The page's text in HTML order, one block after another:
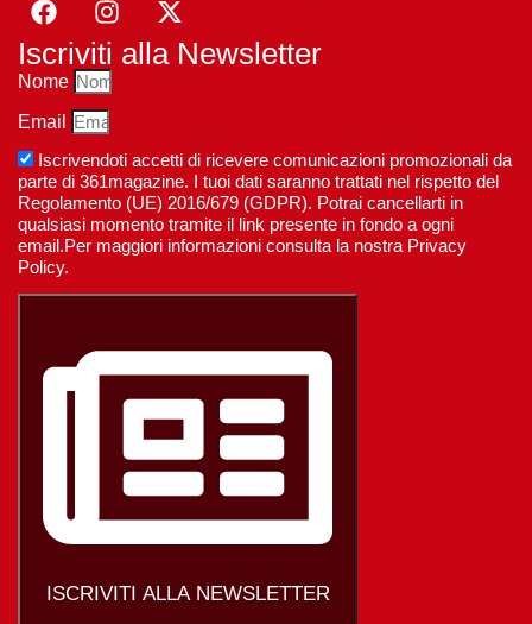
Iscriviti alla Newsletter
Nome
Email
Iscrivendoti accetti di ricevere comunicazioni promozionali da
parte di 361magazine. I tuoi dati saranno trattati nel rispetto del
Regolamento (UE) 2016/679 (GDPR). Potrai cancellarti in
qualsiasi momento tramite il link presente in fondo a ogni
email.Per maggiori informazioni consulta la nostra Privacy
Policy.
ISCRIVITI ALLA NEWSLETTER